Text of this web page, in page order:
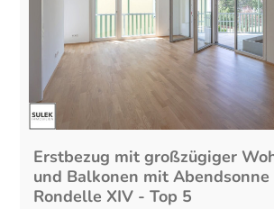
Erstbezug mit großzügiger
und Balkonen mit Abendsonne
Rondelle XIV - Top 5